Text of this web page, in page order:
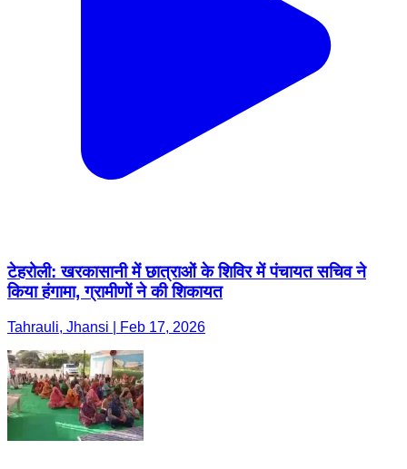
टेहरोली: खरकासानी में छात्राओं के शिविर में पंचायत सचिव ने
किया हंगामा, ग्रामीणों ने की शिकायत
Tahrauli, Jhansi | Feb 17, 2026